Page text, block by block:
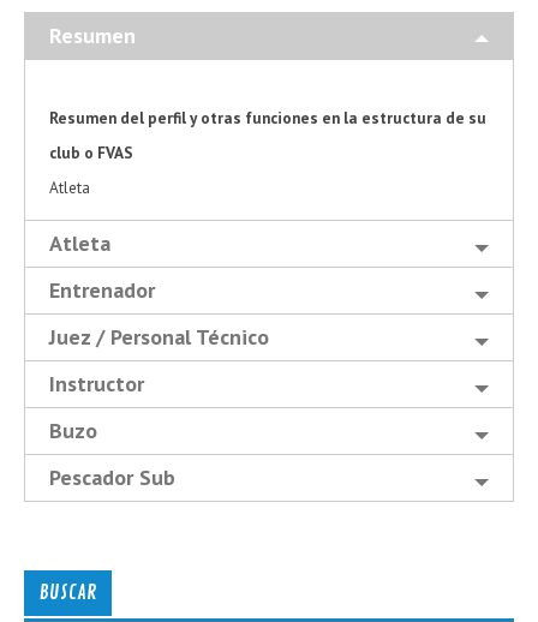
Resumen
Resumen del perfil y otras funciones en la estructura de su
club o FVAS
Atleta
Atleta
Entrenador
Juez / Personal Técnico
Instructor
Buzo
Pescador Sub
BUSCAR